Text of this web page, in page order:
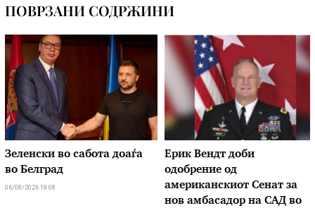
ПОВРЗАНИ СОДРЖИНИ
Зеленски во сабота доаѓа
во Белград
06/08/2026 18:08
Ерик Вендт доби
одобрение од
американскиот Сенат за
нов амбасадор на САД во